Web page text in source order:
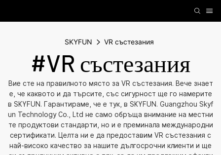
SKYFUN VR състезания
#VR състезания
Вие сте на правилното място за VR състезания. Вече знает
е, че каквото и да търсите, със сигурност ще го намерите
в SKYFUN. Гарантираме, че е тук, в SKYFUN. Guangzhou Skyf
un Technology Co., Ltd не само обръща внимание на местни
те продуктови стандарти, но и е преминала международни
сертификати. Целта ни е да предоставим VR състезания с
най-високо качество за нашите дългосрочни клиенти и ще